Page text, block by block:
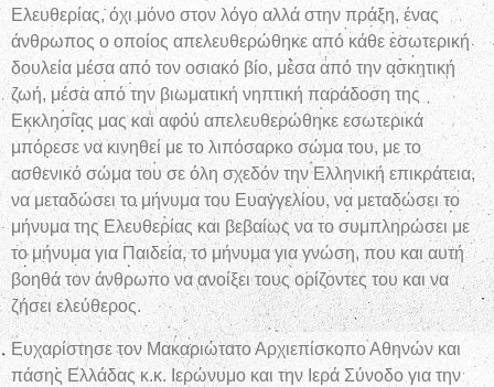
Ελευθερίας, όχι μόνο στον λόγο αλλά στην πράξη, ένας
άνθρωπος ο οποίος απελευθερώθηκε από κάθε εσωτερική
δουλεία μέσα από τον οσιακό βίο, μέσα από την ασκητική
ζωή, μέσα από την βιωματική νηπτική παράδοση της
Εκκλησίας μας και αφού απελευθερώθηκε εσωτερικά
μπόρεσε να κινηθεί με το λιπόσαρκο σώμα του, με το
ασθενικό σώμα του σε όλη σχεδόν την Ελληνική επικράτεια,
να μεταδώσει το μήνυμα του Ευαγγελίου, να μεταδώσει το
μήνυμα της Ελευθερίας και βεβαίως να το συμπληρώσει με
το μήνυμα για Παιδεία, το μήνυμα για γνώση, που και αυτή
βοηθά τον άνθρωπο να ανοίξει τους ορίζοντες του και να
ζήσει ελεύθερος.
Ευχαρίστησε τον Μακαριώτατο Αρχιεπίσκοπο Αθηνών και
πάσης Ελλάδας κ.κ. Ιερώνυμο και την Ιερά Σύνοδο για την